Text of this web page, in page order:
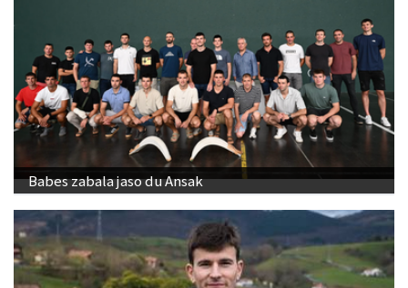
Babes zabala jaso du Ansak